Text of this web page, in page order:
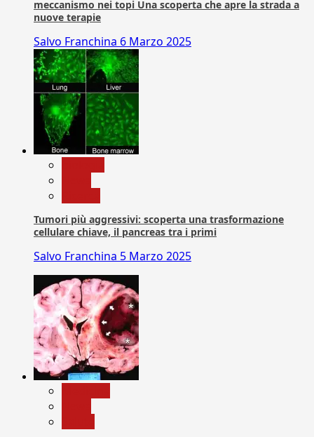
meccanismo nei topi Una scoperta che apre la strada a
nuove terapie
Salvo Franchina 6 Marzo 2025
Tumori più aggressivi: scoperta una trasformazione
cellulare chiave, il pancreas tra i primi
Salvo Franchina 5 Marzo 2025